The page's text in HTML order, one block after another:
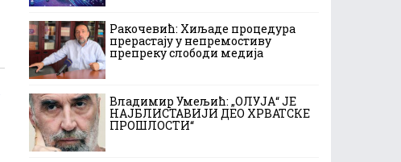
Ракочевић: Хиљаде процедура
прерастају у непремостиву
препреку слободи медија
Владимир Умељић: „ОЛУЈА“ ЈЕ
НАЈБЛИСТАВИЈИ ДЕО ХРВАТСКЕ
ПРОШЛОСТИ“